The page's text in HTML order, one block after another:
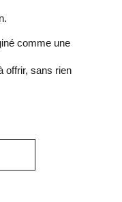
comme une
offrir, sans rien